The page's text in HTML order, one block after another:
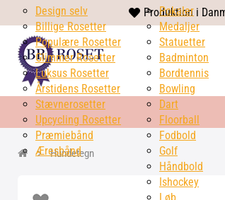
heart
solid
Produktion i
Design selv
Billige Rosetter
Populære Rosetter
Glimmer Rosetter
Luksus Rosetter
Årstidens Rosetter
Stævnerosetter
Upcycling Rosetter
Præmiebånd
Æresbånd
Pokaler
Medaljer
Statuetter
Badminton
Bordtennis
Bowling
Dart
Floorball
Fodbold
Golf
Håndbold
Ishockey
Hundetegn